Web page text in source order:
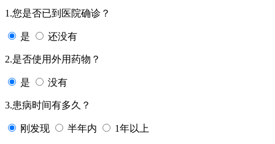
1.您是否已到医院确诊？
是 还没有
2.是否使用外用药物？
是 没有
3.患病时间有多久？
刚发现 半年内 1年以上